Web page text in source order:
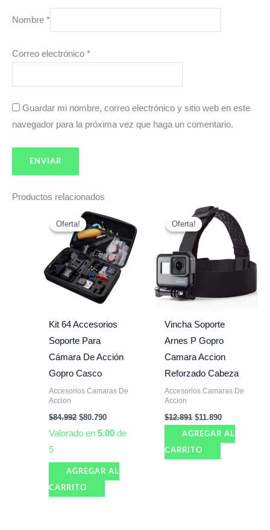
Nombre *
Correo electrónico *
Guardar mi nombre, correo electrónico y sitio web en este
navegador para la próxima vez que haga un comentario.
Productos relacionados
Oferta!
Oferta!
Kit 64 Accesorios
Soporte Para
Cámara De Acción
Gopro Casco
Accesorios Camaras De
Accion
$84.992
El
precio
original
era:
$84.992.
$80.790
precio
actual
es:
$80.790.
Valorado en5.00 de
5
AGREGAR AL
CARRITO
Oferta!
Oferta!
Vincha Soporte
Arnes P Gopro
Camara Accion
Reforzado Cabeza
Accesorios Camaras De
Accion
$12.891
El
precio
original
era:
$12.891.
$11.890
El
precio
actual
es:
$11.890.
AGREGAR AL
CARRITO